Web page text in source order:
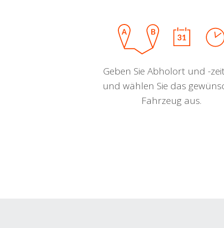
Geben Sie Abholort und -
und wählen Sie das
Fahrzeug aus.